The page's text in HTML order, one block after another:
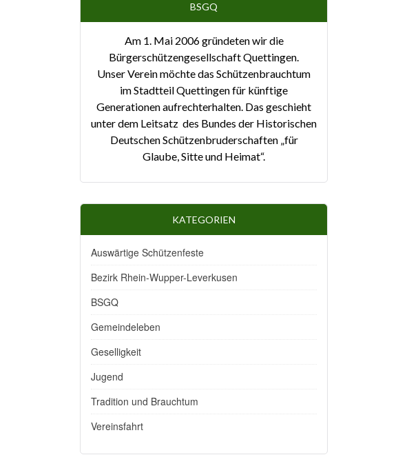
BSGQ
Am 1. Mai 2006 gründeten wir die
Bürgerschützengesellschaft Quettingen.
Unser Verein möchte das Schützenbrauchtum
im Stadtteil Quettingen für künftige
Generationen aufrechterhalten. Das geschieht
unter dem Leitsatz des Bundes der Historischen
Deutschen Schützenbruderschaften „für
Glaube, Sitte und Heimat“.
KATEGORIEN
Auswärtige Schützenfeste
Bezirk Rhein-Wupper-Leverkusen
BSGQ
Gemeindeleben
Geselligkeit
Jugend
Tradition und Brauchtum
Vereinsfahrt